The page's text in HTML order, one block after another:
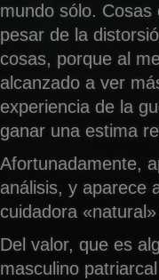
mundo sólo.
pesar de la
cosas, porque al
alcanzado a ver
experiencia de la
ganar una estima
Afortunadamente,
análisis, y aparece
cuidadora
Del valor, que es
masculino